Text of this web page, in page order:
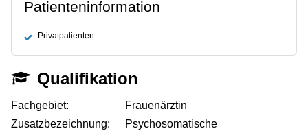
Patienteninformation
Privatpatienten
Qualifikation
Fachgebiet:
Frauenärztin
Zusatzbezeichnung:
Psychosomatische